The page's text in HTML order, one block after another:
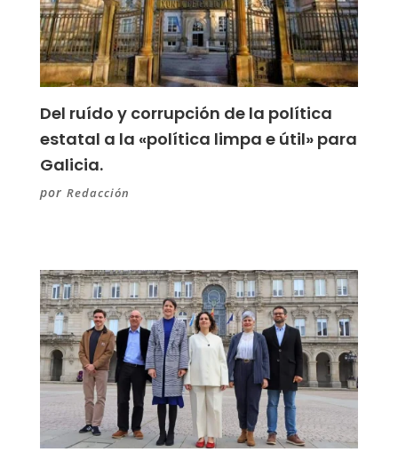
Del ruído y corrupción de la política
estatal a la «política limpa e útil» para
Galicia.
por Redacción